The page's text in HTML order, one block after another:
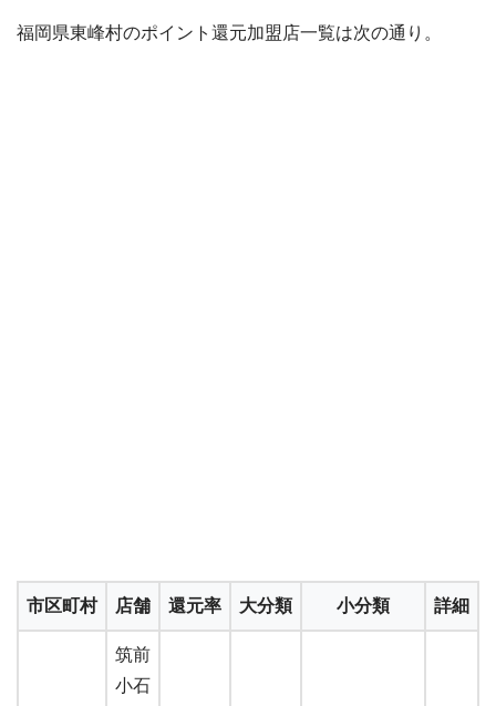
福岡県東峰村のポイント還元加盟店一覧は次の通り。
市区町村 店舗 還元率 大分類 小分類 詳細
筑前
小石